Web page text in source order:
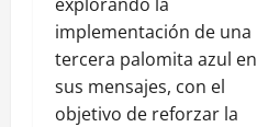
implementación de una
tercera palomita azul en
sus mensajes, con el
objetivo de reforzar la